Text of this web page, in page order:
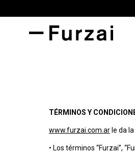
TÉRMINOS Y
www.furzai.com.ar le da
• Los términos “Furzai”,